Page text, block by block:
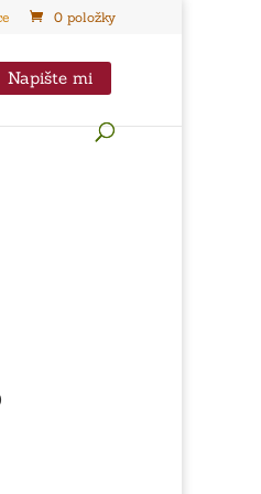
0 položky
Napište mi